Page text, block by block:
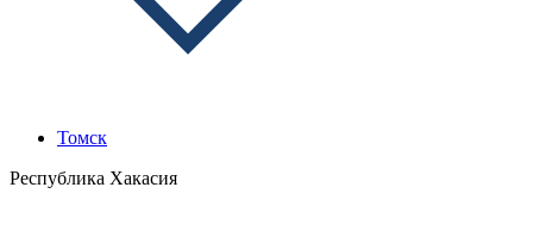
Томск
Республика Хакасия